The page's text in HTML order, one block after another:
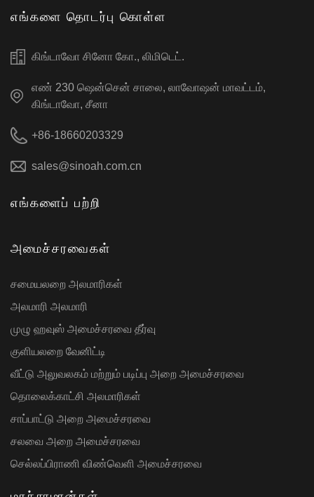
எங்களை தொடர்பு கொள்ள
கிங்டாவோ சினோ கோ., லிமிடெட்.
எண் 230 ஷென்சென் சாலை, லாவோஷன் மாவட்டம்,
கிங்டாவோ, சீனா
+86-18660203329
sales@sinoah.com.cn
எங்களைப் பற்றி
அமைச்சரவைகள்
சமையலறை அலமாரிகள்
அலமாரி அலமாரி
முழு ஹவுஸ் அமைச்சரவை தீர்வு
குளியலறை வேனிட்டி
வீட்டு அலுவலகம் மற்றும் படிப்பு அறை அமைச்சரவை
தொலைக்காட்சி அலமாரிகள்
சாப்பாட்டு அறை அமைச்சரவை
சலவை அறை அமைச்சரவை
செல்லப்பிராணி விண்வெளி அமைச்சரவை